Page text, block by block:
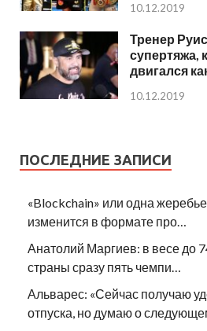
10.12.2019
Тренер
супертяжа,
двигался
10.12.2019
ПОСЛЕДНИЕ ЗАПИСИ
«Blockchain» или одна
изменится в формате про…
Анатолий Маргиев: в весе до
страны сразу пять чемпи…
Альварес: «Сейчас получаю
отпуска, но думаю о